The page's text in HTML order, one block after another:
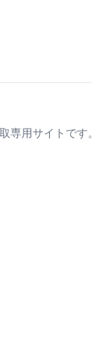
専用サイトです。